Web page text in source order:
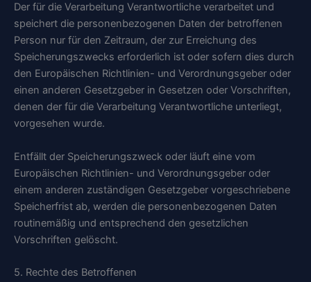
Der für die Verarbeitung Verantwortliche verarbeitet und
speichert die personenbezogenen Daten der betroffenen
Person nur für den Zeitraum, der zur Erreichung des
Speicherungszwecks erforderlich ist oder sofern dies durch
den Europäischen Richtlinien- und Verordnungsgeber oder
einen anderen Gesetzgeber in Gesetzen oder Vorschriften,
denen der für die Verarbeitung Verantwortliche unterliegt,
vorgesehen wurde.
Entfällt der Speicherungszweck oder läuft eine vom
Europäischen Richtlinien- und Verordnungsgeber oder
einem anderen zuständigen Gesetzgeber vorgeschriebene
Speicherfrist ab, werden die personenbezogenen Daten
routinemäßig und entsprechend den gesetzlichen
Vorschriften gelöscht.
5. Rechte des Betroffenen